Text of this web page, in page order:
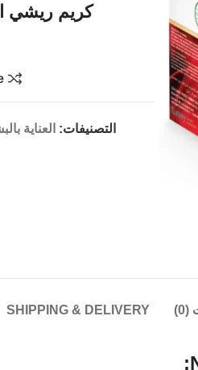
كريم ريشي
التصنيفات: العناية
SHIPPING & DELIVERY